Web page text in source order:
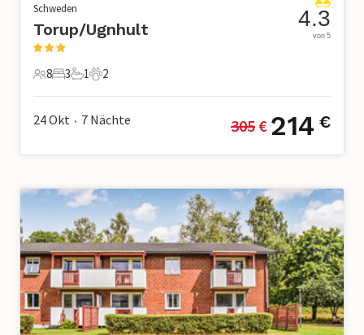
Schweden
Torup/Ugnhult
8 Gäste
8
3 Schlafzimmer
3
1 Badezimmer
1
2 Haustiere
2
4.3
von 5
24 Okt • 7 Nächte 305 € 214 €